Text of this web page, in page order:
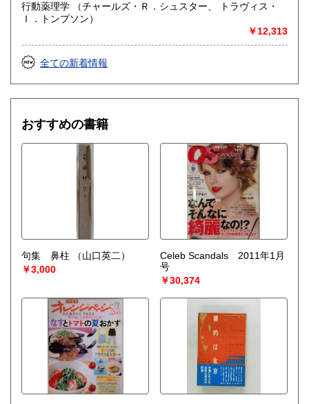
行動薬理学 （チャールズ・Ｒ．シュスター、 トラヴィス・
Ｉ．トンプソン）
￥12,313
全ての新着情報
おすすめの書籍
句集 鼻柱
（山口英二）
￥3,000
Celeb Scandals 2011年1月
号
￥30,374